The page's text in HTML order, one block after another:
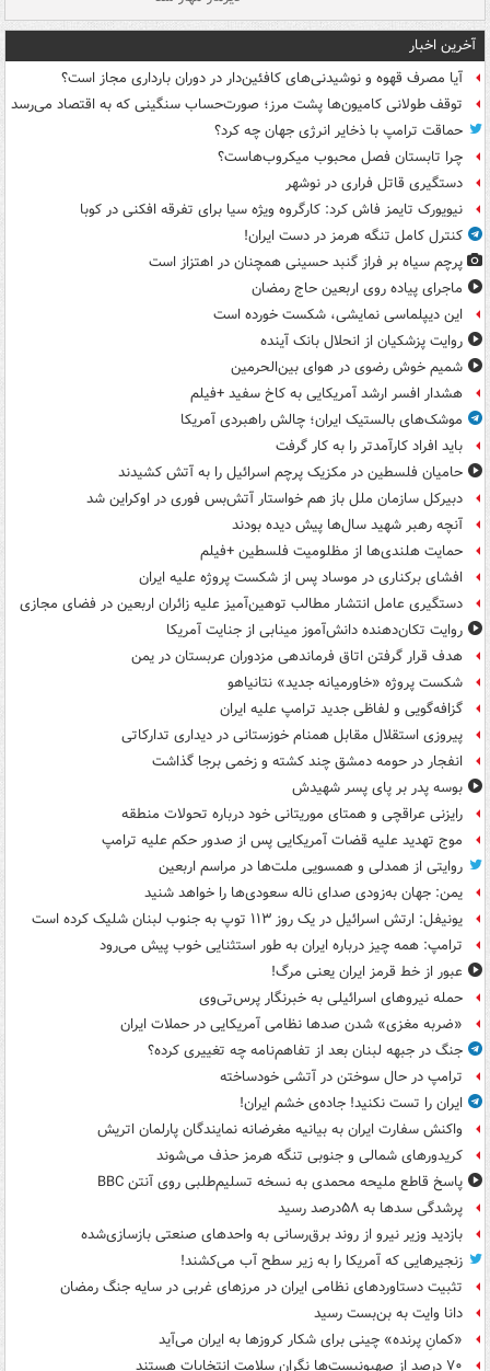
آخرین اخبار
آیا مصرف قهوه و نوشیدنی‌های کافئین‌دار در دوران بارداری مجاز است؟
توقف طولانی کامیون‌ها پشت مرز؛ صورت‌حساب سنگینی که به اقتصاد می‌رسد
حماقت ترامپ با ذخایر انرژی جهان چه کرد؟
چرا تابستان فصل محبوب میکروب‌هاست؟
دستگیری قاتل فراری در نوشهر
نیویورک تایمز فاش کرد: کارگروه ویژه سیا برای تفرقه افکنی در کوبا
کنترل کامل تنگه هرمز در دست ایران!
پرچم سیاه بر فراز گنبد حسینی همچنان در اهتزاز است
ماجرای پیاده روی اربعین حاج رمضان
این دیپلماسی نمایشی، شکست خورده است
روایت پزشکیان از انحلال بانک آینده
شمیم خوش رضوی در هوای بین‌الحرمین
هشدار افسر ارشد آمریکایی به کاخ سفید +فیلم
موشک‌های بالستیک ایران؛ چالش راهبردی آمریکا
باید افراد کارآمدتر را به کار گرفت
حامیان فلسطین در مکزیک پرچم اسرائیل را به آتش کشیدند
دبیرکل سازمان ملل باز هم خواستار آتش‌بس فوری در اوکراین شد
آنچه رهبر شهید سال‌ها پیش دیده بودند
حمایت هلندی‌ها از مظلومیت فلسطین +فیلم
افشای برکناری در موساد پس از شکست پروژه علیه ایران
دستگیری عامل انتشار مطالب توهین‌آمیز علیه زائران اربعین در فضای مجازی
روایت تکان‌دهنده دانش‌آموز مینابی از جنایت آمریکا
هدف قرار گرفتن اتاق‌ فرماندهی مزدوران عربستان در یمن
شکست پروژه «خاورمیانه جدید» نتانیاهو
گزافه‌گویی و لفاظی جدید ترامپ علیه ایران
پیروزی استقلال مقابل همنام خوزستانی در دیداری تدارکاتی
انفجار در حومه دمشق چند کشته و زخمی برجا گذاشت
بوسه‌ پدر بر پای پسر شهیدش
رایزنی عراقچی و همتای موریتانی خود درباره تحولات منطقه
موج تهدید علیه قضات آمریکایی پس از صدور حکم علیه ترامپ
روایتی از همدلی و همسویی ملت‌ها در مراسم اربعین
یمن: جهان به‌زودی صدای ناله سعودی‌ها را خواهد شنید
یونیفل: ارتش اسرائیل در یک روز ۱۱۳ توپ به جنوب لبنان شلیک کرده است
ترامپ: همه چیز درباره ایران به طور استثنایی خوب پیش می‌رود
عبور از خط قرمز ایران یعنی مرگ!
حمله نیروهای اسرائیلی به خبرنگار پرس‌تی‌وی
«ضربه مغزی» شدن صدها نظامی آمریکایی در حملات ایران
جنگ در جبهه لبنان بعد از تفاهم‌نامه چه تغییری کرده؟
ترامپ در حال سوختن در آتشی خودساخته
ایران را تست نکنید! جاده‌ی خشم ایران!
واکنش سفارت ایران به بیانیه مغرضانه نمایندگان پارلمان اتریش
کریدورهای شمالی و جنوبی تنگه هرمز حذف می‌شوند
پاسخ قاطع ملیحه محمدی به نسخه تسلیم‌طلبی روی آنتن BBC
پرشدگی سدها به ۵۸درصد رسید
بازدید وزیر نیرو از روند برق‌رسانی به واحدهای صنعتی بازسازی‌شده
زنجیرهایی که آمریکا را به زیر سطح آب می‌کشند!
تثبیت دستاوردهای نظامی ایران در مرزهای غربی در سایه جنگ رمضان
دانا وایت به بن‌بست رسید
«کمانِ پرنده» چینی برای شکار کروزها به ایران می‌آید
۷۰ درصد از صهیونیست‌ها نگران سلامت انتخابات هستند